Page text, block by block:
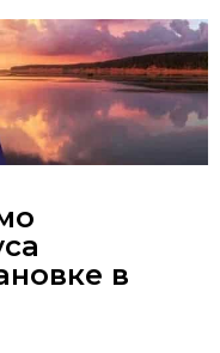
в